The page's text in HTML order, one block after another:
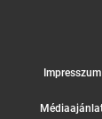
Impresszum